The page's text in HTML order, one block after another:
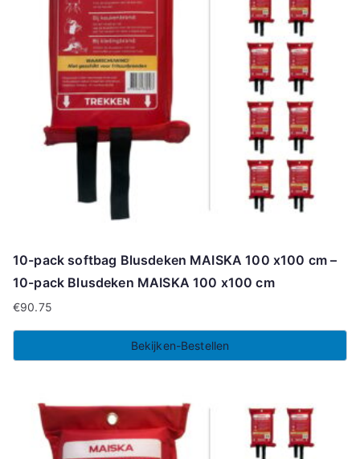
10-pack softbag Blusdeken MAISKA 100 x100 cm –
10-pack Blusdeken MAISKA 100 x100 cm
€90.75
Bekijken-Bestellen